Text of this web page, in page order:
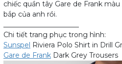
chiếc quần tây Gare de Frank
bắp của anh rồi.
Chi tiết trang phục trong hình:
Sunspel Riviera Polo Shirt in Drill
Gare de Frank Dark Grey Trousers